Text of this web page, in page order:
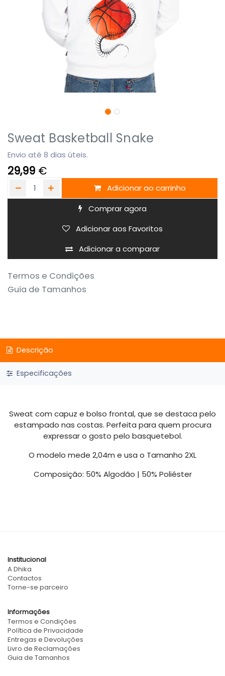
Sweat Basketball Snake
Envio até 8 dias úteis.
29,99 €
Adicionar ao carrinho
Comprar agora
Adicionar a comparar
Adicionar aos Favoritos
Termos e Condições
Guia de Tamanhos
Descrição
Especificações
Sweat com capuz e bolso frontal, que se destaca pelo
estampado nas costas. Perfeita para quem procura
expressar o gosto pelo basquetebol.
O modelo mede 2,04m e usa o Tamanho 2XL
Composição: 50% Algodão | 50% Poliéster
Institucional
A Dhika
Contactos
Torne-se parceiro
Informações
Termos e Condições
Política de Privacidade
Entregas e Devoluções
Livro de Reclamações
Guia de Tamanhos